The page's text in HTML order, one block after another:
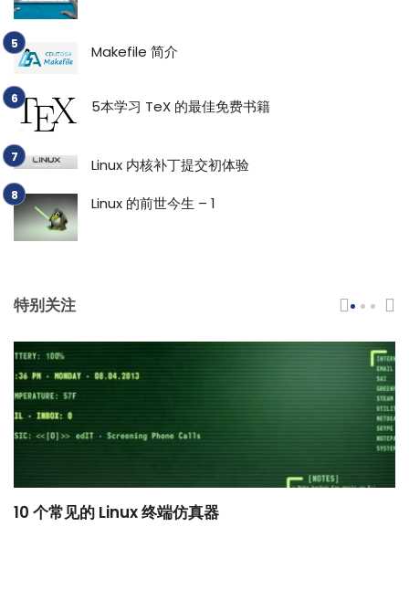
Makefile 简介
5本学习 TeX 的最佳免费书籍
Linux 内核补丁提交初体验
Linux 的前世今生 – 1
特别关注
10 个常见的 Linux 终端仿真器